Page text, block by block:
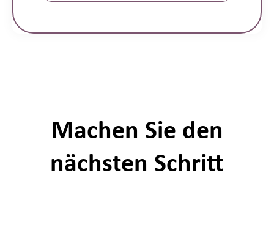
Machen Sie den
nächsten Schritt